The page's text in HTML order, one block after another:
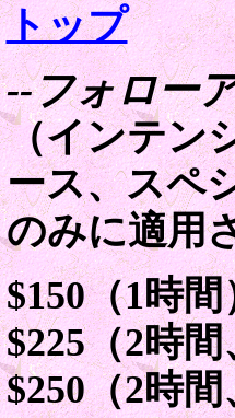
トップ
--フォロー
（インテン
ース、スペ
のみに適用
$150（1時間
$225（2時
$250（2時